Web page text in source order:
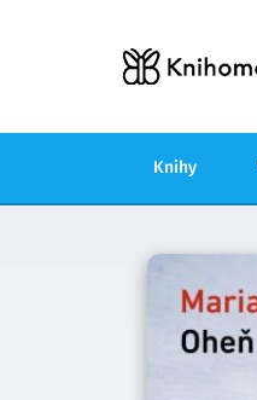
Knihy